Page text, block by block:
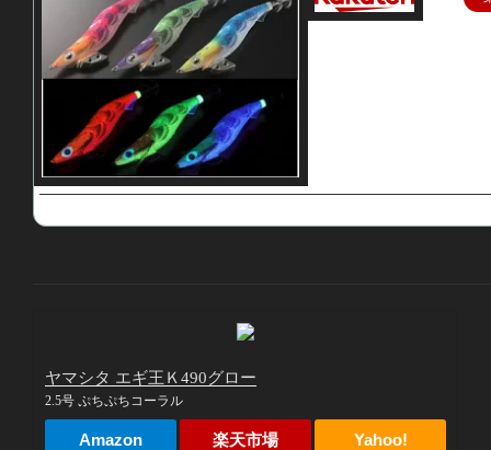
ヤマシタ エギ王Ｋ490グロー
2.5号 ぷちぷちコーラル
Amazon 楽天市場 Yahoo!